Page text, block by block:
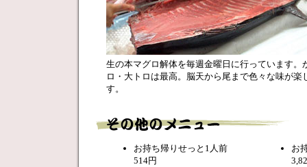
生の本マグロ解体を毎週金曜日に行っています。
ロ・大トロは最高。脳天から尾まで色々な味が楽
す。
お持ち帰りせっと1人前
514円
お